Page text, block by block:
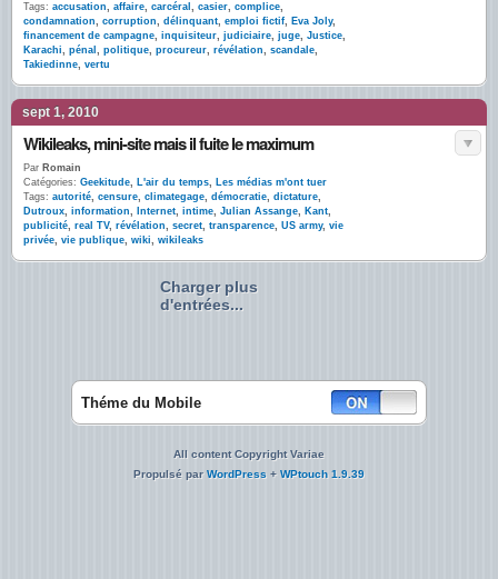
Tags: accusation, affaire, carcéral , casier, complice,
condamnation, corruption, délinquant, emploi fictif, Eva Joly,
financement de campagne, inquisiteur, judiciaire, juge, Justice,
Karachi, pénal , politique, procureur, révélation, scandale,
Takiedinne, vertu
sept 1, 2010
Wikileaks, mini-site mais il fuite le maximum
Par Romain
Catégories: Geekitude, L'air du temps, Les médias m'ont tuer
Tags: autorité, censure, climategage, démocratie, dictature,
Dutroux, information, Internet, intime, Julian Assange, Kant,
publicité, real TV, révélation, secret, transparence, US army, vie
privée, vie publique, wiki, wikileaks
Charger plus
d'entrées...
Théme du Mobile
All content Copyright Variae
Propulsé parWordPress + WPtouch 1.9.39